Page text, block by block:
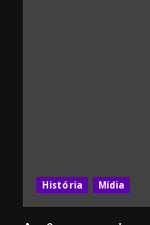
História Mídia